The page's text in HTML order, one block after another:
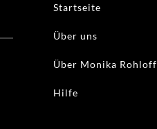
Startseite
Über uns
Über Monika Rohloff
Hilfe